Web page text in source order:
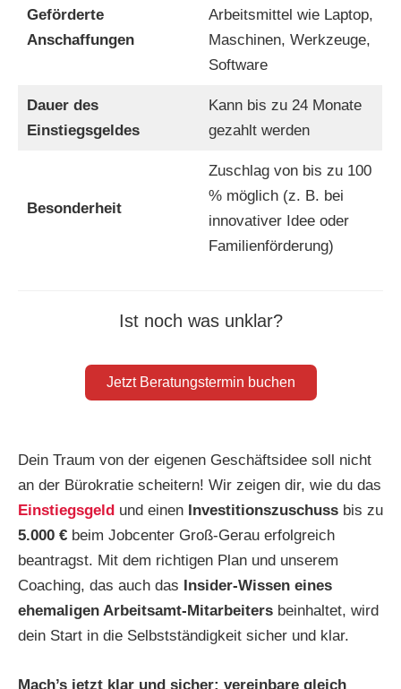
Geförderte
Anschaffungen
Arbeitsmittel wie Laptop,
Maschinen, Werkzeuge,
Software
Dauer des
Einstiegsgeldes
Kann bis zu 24 Monate
gezahlt werden
Besonderheit
Zuschlag von bis zu 100
% möglich (z. B. bei
innovativer Idee oder
Familienförderung)
Ist noch was unklar?
Jetzt Beratungstermin buchen
Dein Traum von der eigenen Geschäftsidee soll nicht
an der Bürokratie scheitern! Wir zeigen dir, wie du das
Einstiegsgeld und einen Investitionszuschuss bis zu
5.000 € beim Jobcenter Groß-Gerau erfolgreich
beantragst. Mit dem richtigen Plan und unserem
Coaching, das auch das
Insider-Wissen eines
ehemaligen Arbeitsamt-Mitarbeiters beinhaltet, wird
dein Start in die Selbstständigkeit sicher und klar.
Mach’s jetzt klar und sicher: vereinbare gleich